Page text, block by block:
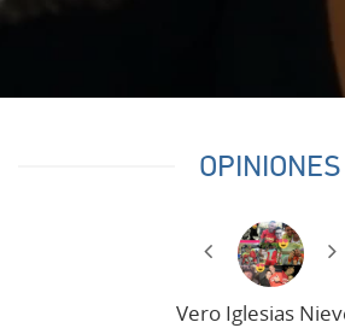
OPINIONES
Vero Iglesias